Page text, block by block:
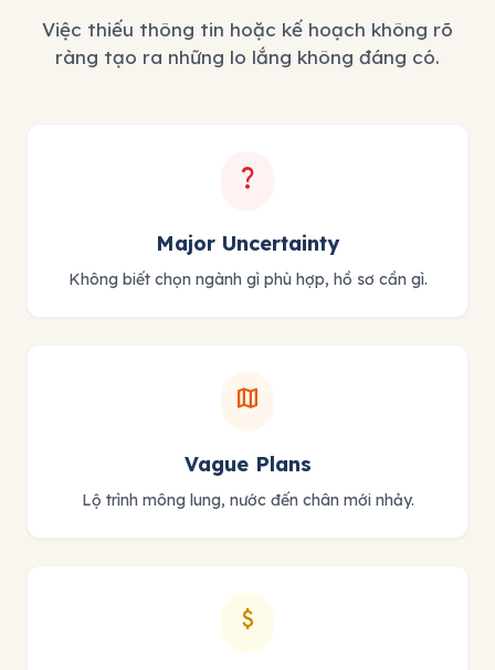
Việc thiếu thông tin hoặc kế hoạch không rõ
ràng tạo ra những lo lắng không đáng có.
question_mark
Major Uncertainty
Không biết chọn ngành gì phù hợp, hồ sơ cần gì.
map
Vague Plans
Lộ trình mông lung, nước đến chân mới nhảy.
attach_money